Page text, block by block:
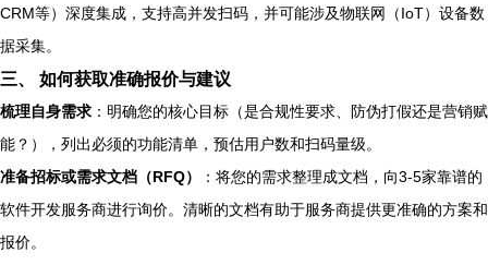
CRM等）深度集成，支持高并发扫码，并可能涉及物联网（IoT）设备数
据采集。
三、 如何获取准确报价与建议
梳理自身需求 ：明确您的核心目标（是合规性要求、防伪打假还是营销赋
能？），列出必须的功能清单，预估用户数和扫码量级。
准备招标或需求文档（RFQ）
：将您的需求整理成文档，向3-5家靠谱的
软件开发服务商进行询价。清晰的文档有助于服务商提供更准确的方案和
报价。